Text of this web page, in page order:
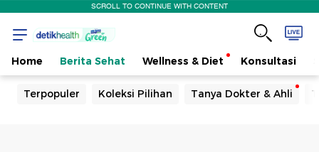
SCROLL TO CONTINUE WITH CONTENT
Home Berita Sehat Wellness & Diet Konsultasi
Terpopuler Koleksi Pilihan Tanya Dokter & Ahli